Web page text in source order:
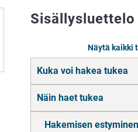
Sisällysluettelo
Näytä kaikki
Siirry
suoraan
sisältöön
Kuka voi hakea tukea
Näin haet tukea
Hakemisen estyminen